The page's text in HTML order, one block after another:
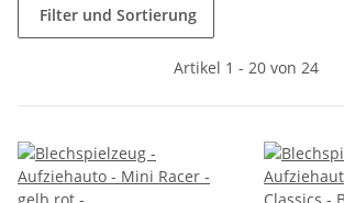
Filter und Sortierung
Artikel 1 - 20 von 24